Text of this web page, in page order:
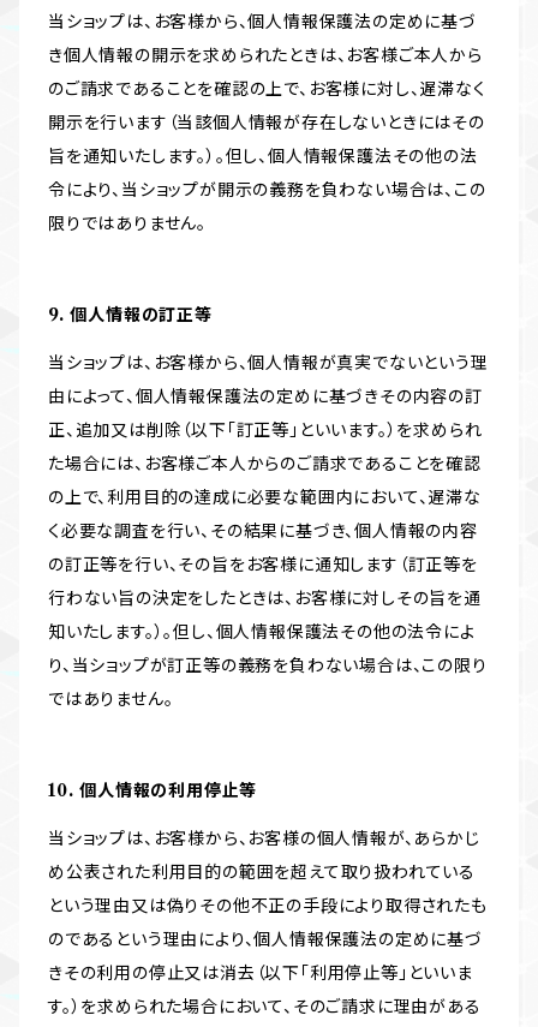
当ショップは、お客様から、個人情報保護法の定めに基づ
き個人情報の開示を求められたときは、お客様ご本人から
のご請求であることを確認の上で、お客様に対し、遅滞なく
開示を行います（当該個人情報が存在しないときにはその
旨を通知いたします。）。但し、個人情報保護法その他の法
令により、当ショップが開示の義務を負わない場合は、この
限りではありません。
9. 個人情報の訂正等
当ショップは、お客様から、個人情報が真実でないという理
由によって、個人情報保護法の定めに基づきその内容の訂
正、追加又は削除（以下「訂正等」といいます。）を求められ
た場合には、お客様ご本人からのご請求であることを確認
の上で、利用目的の達成に必要な範囲内において、遅滞な
く必要な調査を行い、その結果に基づき、個人情報の内容
の訂正等を行い、その旨をお客様に通知します（訂正等を
行わない旨の決定をしたときは、お客様に対しその旨を通
知いたします。）。但し、個人情報保護法その他の法令によ
り、当ショップが訂正等の義務を負わない場合は、この限り
ではありません。
10. 個人情報の利用停止等
当ショップは、お客様から、お客様の個人情報が、あらかじ
め公表された利用目的の範囲を超えて取り扱われている
という理由又は偽りその他不正の手段により取得されたも
のであるという理由により、個人情報保護法の定めに基づ
きその利用の停止又は消去（以下「利用停止等」といいま
す。）を求められた場合において、そのご請求に理由がある